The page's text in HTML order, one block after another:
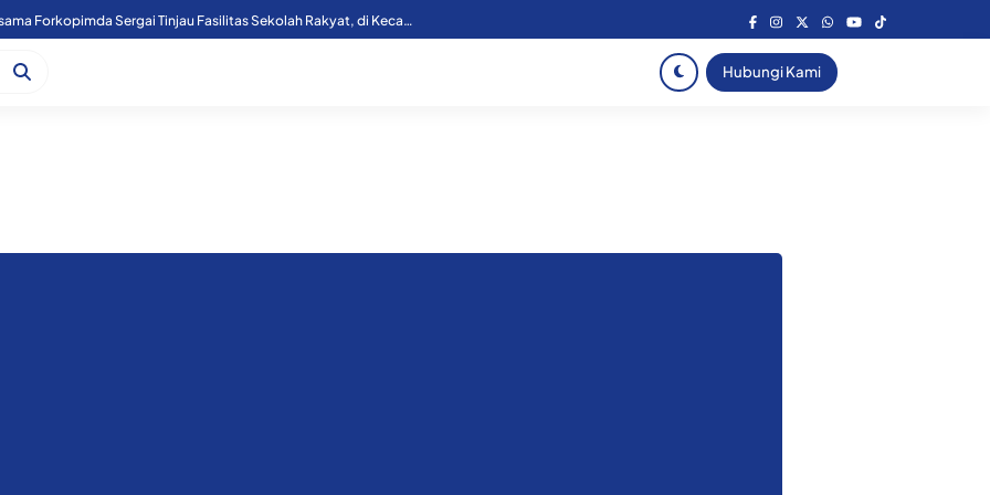
Aktivitas Gunung Sinabung Berstatus Level II (Waspada), Warga Diminta Patuhi Zona Bahaya
Hubungi Kami